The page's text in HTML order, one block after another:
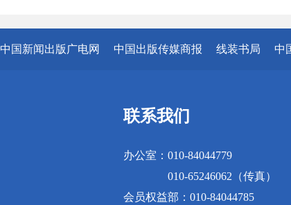
中国新闻出版广电网 中国出版传媒商报 线装书局 中
联系我们
办公室：010-84044779
010-65246062（传真）
会员权益部：010-84044785